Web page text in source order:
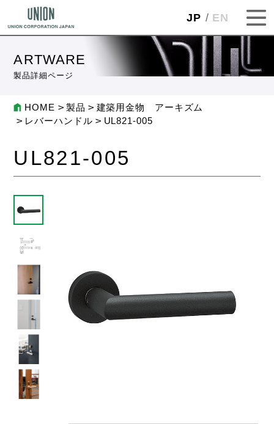
JP EN
ARTWARE
製品詳細ページ
HOME 製品
建築用金物 アーキズム
レバーハンドル
UL821-005
UL821-005